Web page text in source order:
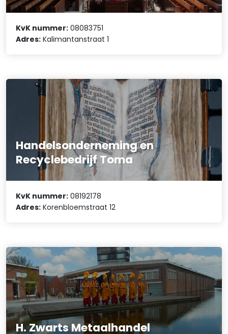
KvK nummer: 08083751
Adres: Kalimantanstraat 1
Handelsonderneming en
Recyclebedrijf Toma
KvK nummer: 08192178
Adres: Korenbloemstraat 12
H. Zwarts Metaalhandel